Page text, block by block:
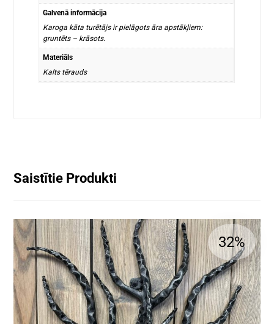
Galvenā informācija
Karoga kāta turētājs ir pielāgots āra apstākļiem:
gruntēts – krāsots.
Materiāls
Kalts tērauds
Saistītie Produkti
32%